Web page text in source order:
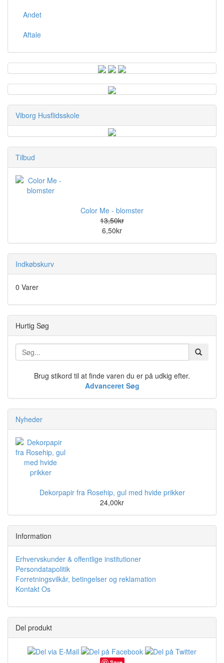
Andet
Aftale
Viborg Husflidsskole
Tilbud
Color Me - blomster
13,50kr
6,50kr
Indkøbskurv
0 Varer
Hurtig Søg
Brug stikord til at finde varen du er på udkig efter.
Advanceret Søg
Nyheder
Dekorpapir fra Rosehip, gul med hvide prikker
24,00kr
Information
Erhvervskunder & offentlige institutioner
Persondatapolitik
Forretningsvilkår, betingelser og reklamation
Kontakt Os
Del produkt